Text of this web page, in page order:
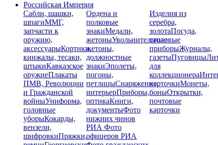
Российская Империя
Сабли, шашки,
шпагиММГ,
запчасти к
оружию,
аксессуарыКортики,
кинжалы, тесаки,
штыкиКавказское
оружиеПлакаты
ПМВ, Революции
и Гражданской
войныУниформа,
головные
уборыКокарды,
вензели,
шифровкиПряжки,
Ордена и
полковые
знакиМедали,
жетоныУвольнительные
жетоны,
должностные
знакиЭполеты,
погоны,
петлицыСнаряжение,
интерьерПриборы,
оптикаКниги,
документыФото
нижних чинов
РИАФото
офицеров РИА
Изделия из
серебра,
золотаПосуда,
столовые
приборыЖурналы,
газетыПуговицы
для
коллекционера
карточкиМонеты,
боныОткрытки,
почтовые
карточки